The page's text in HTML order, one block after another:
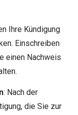
Ihre Kündigung
Einschreiben
einen Nachweis
: Nach der
die Sie zur